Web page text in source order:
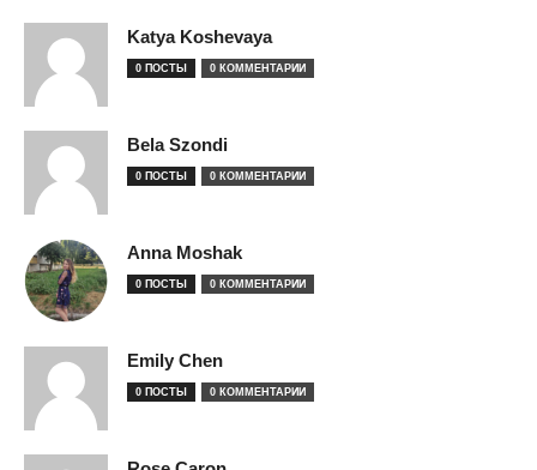
Katya Koshevaya
0 ПОСТЫ 0 КОММЕНТАРИИ
Bela Szondi
0 ПОСТЫ 0 КОММЕНТАРИИ
Anna Moshak
0 ПОСТЫ 0 КОММЕНТАРИИ
Emily Chen
0 ПОСТЫ 0 КОММЕНТАРИИ